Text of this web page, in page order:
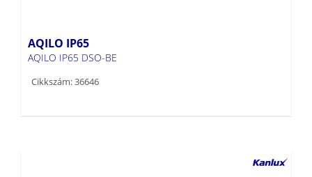
AQILO IP65
AQILO IP65 DSO-BE
Cikkszám: 36646